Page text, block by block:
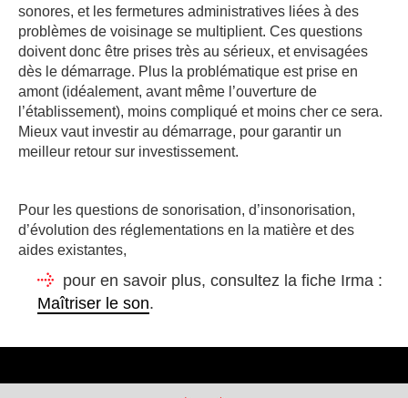
sonores, et les fermetures administratives liées à des
problèmes de voisinage se multiplient. Ces questions
doivent donc être prises très au sérieux, et envisagées
dès le démarrage. Plus la problématique est prise en
amont (idéalement, avant même l’ouverture de
l’établissement), moins compliqué et moins cher ce sera.
Mieux vaut investir au démarrage, pour garantir un
meilleur retour sur investissement.
Pour les questions de sonorisation, d’insonorisation,
d’évolution des réglementations en la matière et des
aides existantes,
pour en savoir plus, consultez la fiche Irma :
Maîtriser le son.